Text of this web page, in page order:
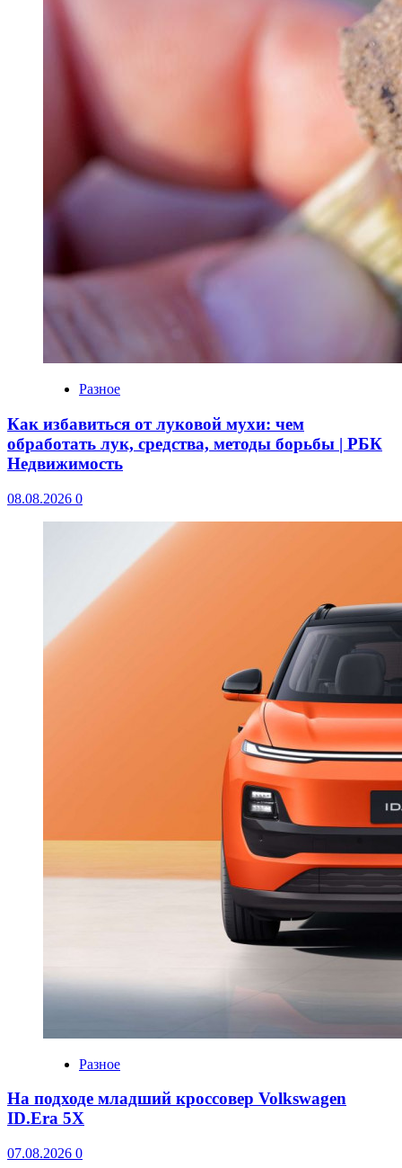
Разное
Как избавиться от луковой мухи: чем
обработать лук, средства, методы борьбы | РБК
Недвижимость
08.08.2026 0
Разное
На подходе младший кроссовер Volkswagen
ID.Era 5X
07.08.2026 0